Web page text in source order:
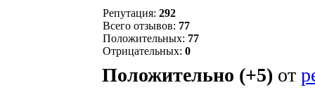
Репутация: 292
Всего отзывов: 77
Положительных: 77
Отрицательных: 0
Положительно (+5) от